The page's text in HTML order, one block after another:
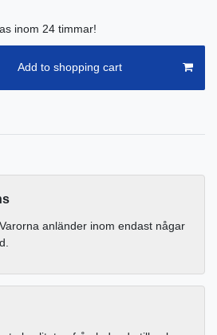
inom 24 timmar!
Add to shopping cart
anländer inom endast någar